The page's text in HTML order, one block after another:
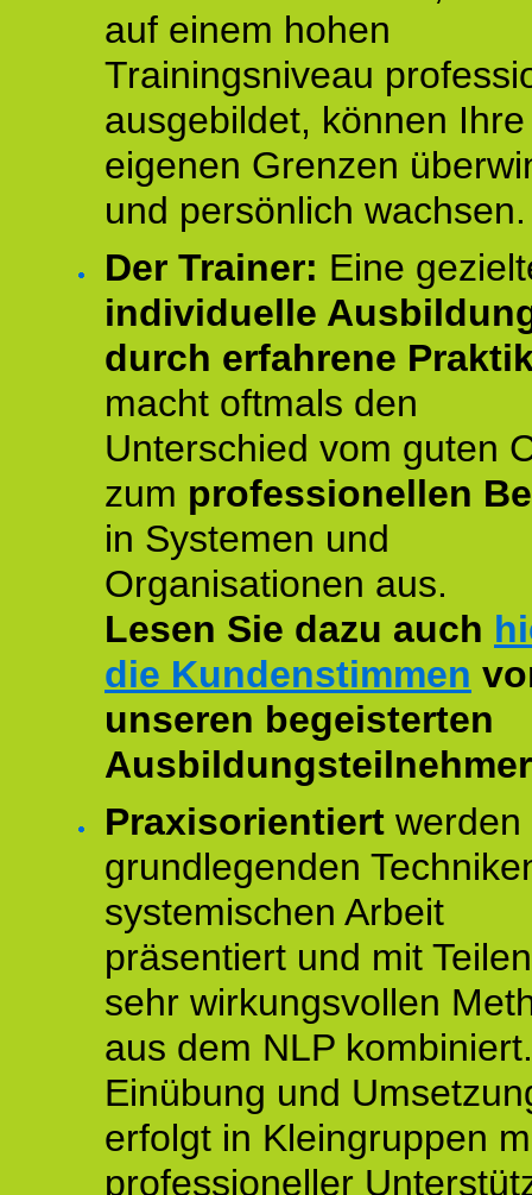
auf einem hohen
Trainingsniveau
ausgebildet, können Ihre
eigenen Grenzen
und persönlich wachsen.
Der Trainer: Eine
individuelle
durch erfahrene
macht oftmals den
Unterschied vom guten
zum professionellen
in Systemen und
Organisationen aus.
Lesen Sie dazu auch
die Kundenstimmen
unseren begeisterten
Praxisorientiert werden
grundlegenden
systemischen Arbeit
präsentiert und mit
sehr wirkungsvollen
aus dem NLP
Einübung und
erfolgt in Kleingruppen
professioneller